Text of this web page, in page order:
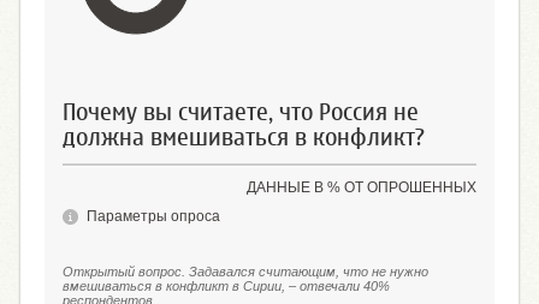
Почему вы считаете, что Россия не
должна вмешиваться в конфликт?
ДАННЫЕ В % ОТ ОПРОШЕННЫХ
Параметры опроса
Открытый вопрос. Задавался считающим, что не нужно
вмешиваться в конфликт в Сирии, – отвечали 40%
респондентов